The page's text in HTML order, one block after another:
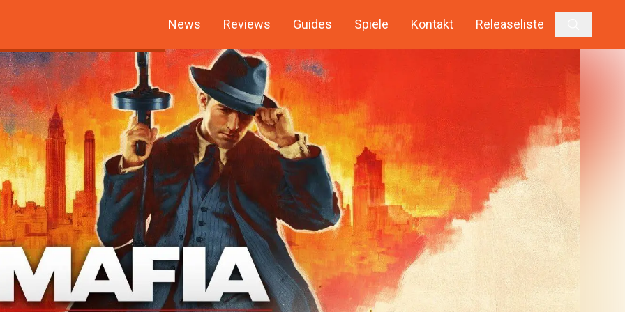
News Reviews Guides Spiele Kontakt Releaseliste